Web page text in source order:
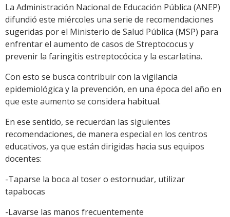
Link
La Administración Nacional de Educación Pública (ANEP)
difundió este miércoles una serie de recomendaciones
sugeridas por el Ministerio de Salud Pública (MSP) para
enfrentar el aumento de casos de Streptococus y
prevenir la faringitis estreptocócica y la escarlatina.
Con esto se busca contribuir con la vigilancia
epidemiológica y la prevención, en una época del año en
que este aumento se considera habitual.
En ese sentido, se recuerdan las siguientes
recomendaciones, de manera especial en los centros
educativos, ya que están dirigidas hacia sus equipos
docentes:
-Taparse la boca al toser o estornudar, utilizar
tapabocas
-Lavarse las manos frecuentemente